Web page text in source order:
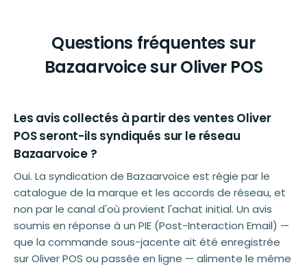
Questions fréquentes sur
Bazaarvoice sur Oliver POS
Les avis collectés à partir des ventes Oliver
POS seront-ils syndiqués sur le réseau
Bazaarvoice ?
Oui. La syndication de Bazaarvoice est régie par le
catalogue de la marque et les accords de réseau, et
non par le canal d'où provient l'achat initial. Un avis
soumis en réponse à un PIE (Post-Interaction Email) —
que la commande sous-jacente ait été enregistrée
sur Oliver POS ou passée en ligne — alimente le même